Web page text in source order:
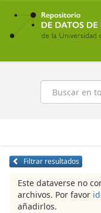
Ir
contenido
principal
Buscar
Filtrar resultados
Este dataverse no
archivos. Por favor
añadirlos.